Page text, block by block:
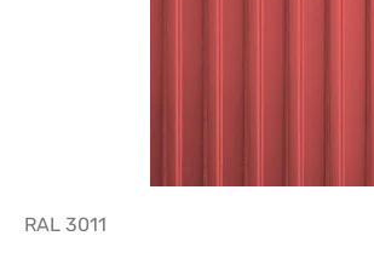
RAL 3011